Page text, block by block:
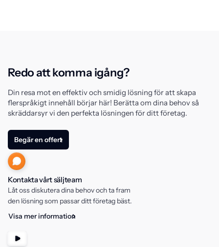
Redo att komma igång?
Din resa mot en effektiv och smidig lösning för att skapa
flerspråkigt innehåll börjar här! Berätta om dina behov så
skräddarsyr vi den perfekta lösningen för ditt företag.
Begär en offert
Kontakta vårt säljteam
Låt oss diskutera dina behov och ta fram
den lösning som passar ditt företag bäst.
Visa mer information